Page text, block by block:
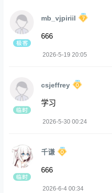
mb_vjpiriil
666
2026-5-19 20:05
csjeffrey
学习
2026-5-30 00:24
千谦
666
2026-6-4 00:34